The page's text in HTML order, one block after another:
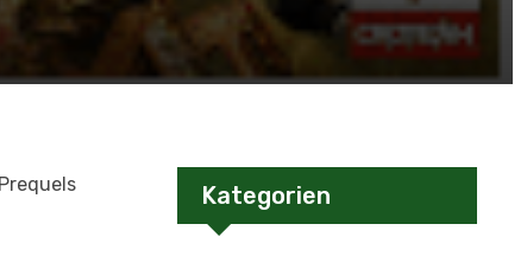
Kategorien